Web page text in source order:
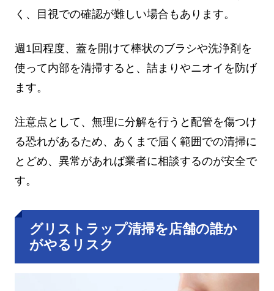
く、目視での確認が難しい場合もあります。
週1回程度、蓋を開けて棒状のブラシや洗浄剤を
使って内部を清掃すると、詰まりやニオイを防げ
ます。
注意点として、無理に分解を行うと配管を傷つけ
る恐れがあるため、あくまで届く範囲での清掃に
とどめ、異常があれば業者に相談するのが安全で
す。
グリストラップ清掃を店舗の誰か
がやるリスク